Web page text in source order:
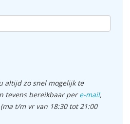
altijd zo snel mogelijk te
tevens bereikbaar pere-mail,
(ma t/m vr van 18:30 tot 21:00